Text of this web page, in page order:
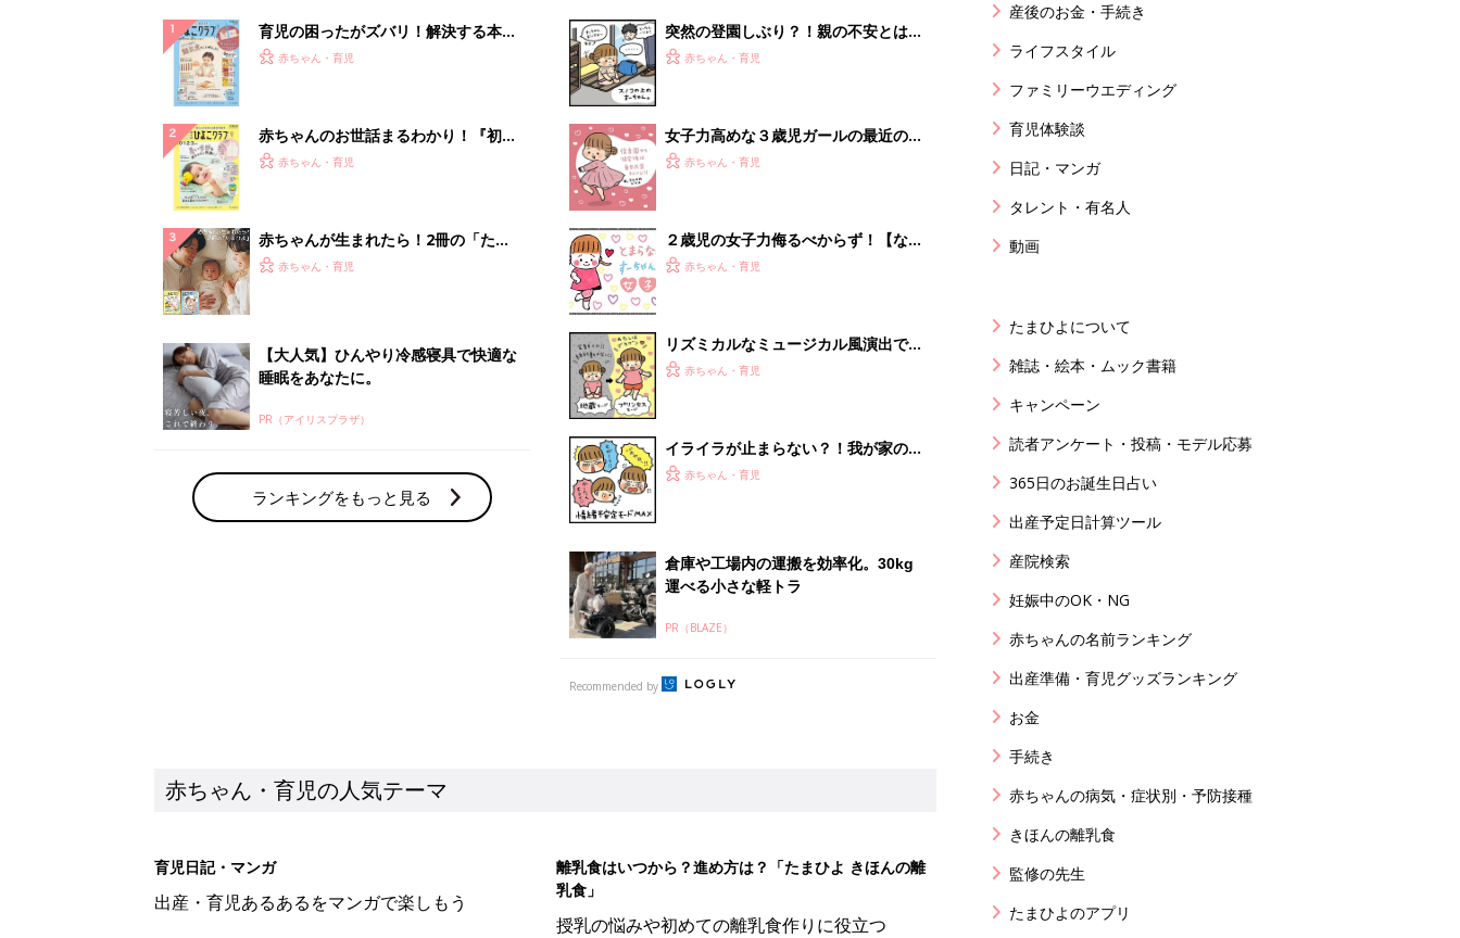
育児の困ったがズバリ！解決する本
『ひよこクラブ 秋号』 4カ月～2才
赤ちゃん・育児
赤ちゃんのお世話まるわかり！『初め
てのひよこクラブ 夏号』〈巻頭大特
赤ちゃん・育児
赤ちゃんが生まれたら！2冊の「たま
ひよ」
赤ちゃん・育児
【大人気】ひんやり冷感寝具で快適な
睡眠をあなたに。
PR（アイリスプラザ）
ランキングをもっと見る
突然の登園しぶり？！親の不安とは真
逆の理由だった！【なかよし兄妹日記
赤ちゃん・育児
女子力高めな３歳児ガールの最近の意
外なブームとは？！【なかよし兄妹日
赤ちゃん・育児
２歳児の女子力侮るべからず！【なか
よし兄妹日記#15】
赤ちゃん・育児
リズミカルなミュージカル風演出でイ
ヤイヤ回避？！【なかよし兄妹日記
赤ちゃん・育児
イライラが止まらない？！我が家の必
殺クールダウン法！【なかよし兄妹日
赤ちゃん・育児
倉庫や工場内の運搬を効率化。30kg
運べる小さな軽トラ
PR（BLAZE）
Recommended by
赤ちゃん・育児の人気テーマ
育児日記・マンガ
出産・育児あるあるをマンガで楽しもう
離乳食はいつから？進め方は？「たまひよ きほんの離
乳食」
授乳の悩みや初めての離乳食作りに役立つ
産後のお金・手続き
ライフスタイル
ファミリーウエディング
育児体験談
日記・マンガ
タレント・有名人
動画
たまひよについて
雑誌・絵本・ムック書籍
キャンペーン
読者アンケート・投稿・モデル応募
365日のお誕生日占い
出産予定日計算ツール
産院検索
妊娠中のOK・NG
赤ちゃんの名前ランキング
出産準備・育児グッズランキング
お金
手続き
赤ちゃんの病気・症状別・予防接種
きほんの離乳食
監修の先生
たまひよのアプリ